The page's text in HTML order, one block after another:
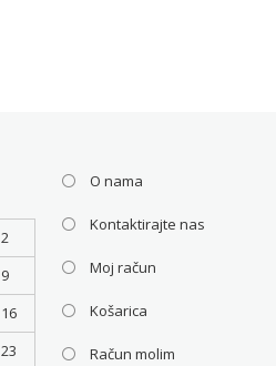
2
9
16
23
O nama
Kontaktirajte nas
Moj račun
Košarica
Račun molim